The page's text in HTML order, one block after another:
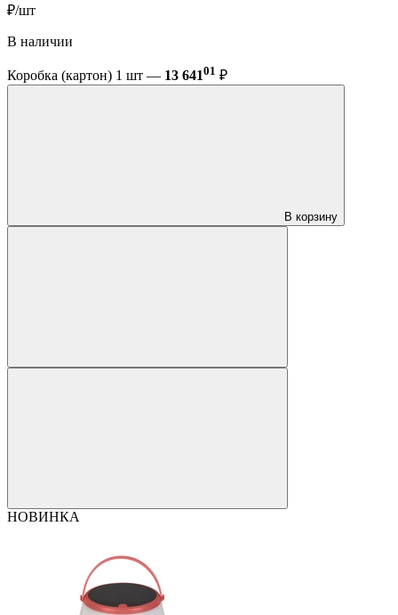
₽/шт
В наличии
Коробка (картон) 1 шт — 13 64101 ₽
В корзину
НОВИНКА